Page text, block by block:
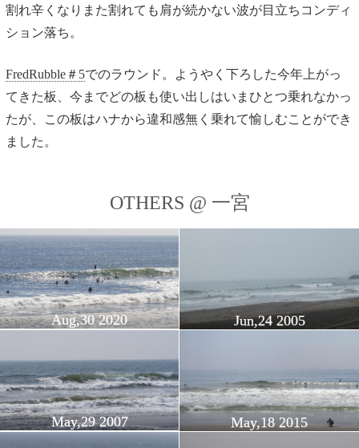
割れ辛くなりまた割れても肩が続かない波が目立ちコンディ
ション落ち。
FredRubble＃5でのラウンド。ようやく下ろした今年上がっ
てきた板、今までどの板も使い出しはいまひとつ乗れなかっ
たが、この板はハナから違和感無く乗れて愉しむことができ
ました。
OTHERS @ 一宮
Aug,30 2020 Jun,24 2005
May,29 2007 May,18 2015